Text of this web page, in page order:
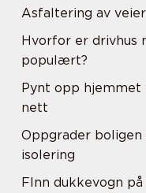
Asfaltering av
Hvorfor er drivhus
populært?
Pynt opp hjemmet
nett
Oppgrader
isolering
FInn dukkevogn